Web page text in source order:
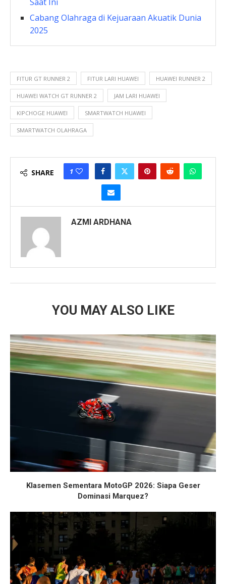
Saat Ini
Cabang Olahraga di Kejuaraan Akuatik Dunia
2025
FITUR GT RUNNER 2 FITUR LARI HUAWEI HUAWEI RUNNER 2
HUAWEI WATCH GT RUNNER 2 JAM LARI HUAWEI
KIPCHOGE HUAWEI SMARTWATCH HUAWEI
SMARTWATCH OLAHRAGA
SHARE 1
AZMI ARDHANA
YOU MAY ALSO LIKE
Klasemen Sementara MotoGP 2026: Siapa Geser
Dominasi Marquez?